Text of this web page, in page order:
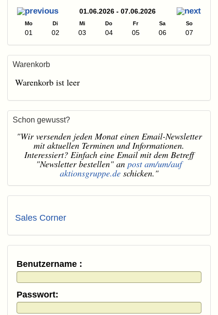
01.06.2026 - 07.06.2026
Mo Di Mi Do Fr Sa So
01 02 03 04 05 06 07
Warenkorb
Warenkorb ist leer
Schon gewusst?
"Wir versenden jeden Monat einen Email-Newsletter
mit aktuellen Terminen und Informationen.
Interessiert? Einfach eine Email mit dem Betreff
"Newsletter bestellen" an post am/um/auf
aktionsgruppe.deschicken."
Sales Corner
Benutzername :
Passwort: